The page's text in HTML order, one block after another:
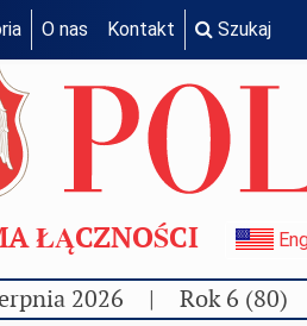
O nas Kontakt Szukaj
ŁĄCZNOŚCI
2026 | Rok 6 (80)